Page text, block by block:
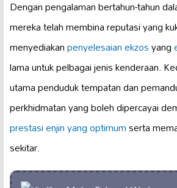
Dengan pengalaman bertahun-tahun
mereka telah membina reputasi yang
menyediakanpenyelesaian ekzosyang
lama untuk pelbagai jenis kenderaan.
utama penduduk tempatan dan
perkhidmatan yang boleh dipercayai
prestasi enjin yang optimumserta
sekitar.